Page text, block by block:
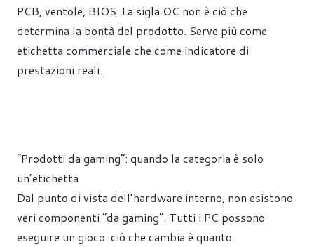
PCB, ventole, BIOS. La sigla OC non è ciò che
determina la bontà del prodotto. Serve più come
etichetta commerciale che come indicatore di
prestazioni reali.
“Prodotti da gaming”: quando la categoria è solo
un’etichetta
Dal punto di vista dell’hardware interno, non esistono
veri componenti “da gaming”. Tutti i PC possono
eseguire un gioco: ciò che cambia è quanto